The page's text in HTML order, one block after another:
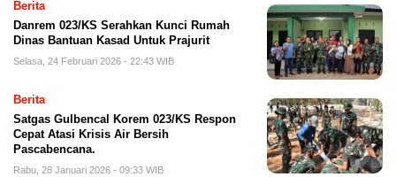
Berita
Danrem 023/KS Serahkan Kunci Rumah
Dinas Bantuan Kasad Untuk Prajurit
Selasa, 24 Februari 2026 - 22:43 WIB
Berita
Satgas Gulbencal Korem 023/KS Respon
Cepat Atasi Krisis Air Bersih
Pascabencana.
Rabu, 28 Januari 2026 - 09:33 WIB